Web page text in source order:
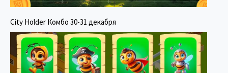
City Holder Комбо 30-31 декабря